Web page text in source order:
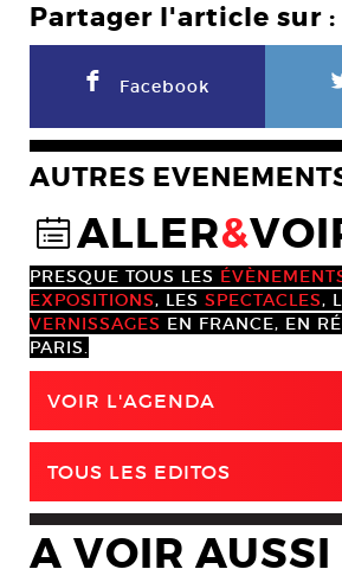
Partager l'article sur :
F Facebook
AUTRES
@ALLER&
PRESQUE TOUS LES
EXPOSITIONS, LES SPECTACLES,
VERNISSAGES EN FRANCE, EN
PARIS.
VOIR L'AGENDA
TOUS LES EDITOS
A VOIR AUSSI